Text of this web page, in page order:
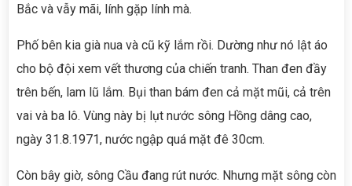
Bắc và vẫy mãi, lính gặp lính mà.
Phố bên kia già nua và cũ kỹ lắm rồi. Dường như nó lật áo
cho bộ đội xem vết thương của chiến tranh. Than đen đầy
trên bến, lam lũ lắm. Bụi than bám đen cả mặt mũi, cả trên
vai và ba lô. Vùng này bị lụt nước sông Hồng dâng cao,
ngày 31.8.1971, nước ngập quá mặt đê 30cm.
Còn bây giờ, sông Cầu đang rút nước. Nhưng mặt sông còn